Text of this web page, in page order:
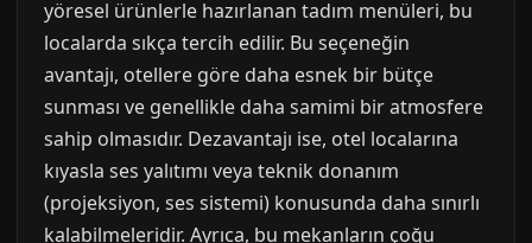
yöresel ürünlerle hazırlanan tadım menüleri, bu
localarda sıkça tercih edilir. Bu seçeneğin
avantajı, otellere göre daha esnek bir bütçe
sunması ve genellikle daha samimi bir atmosfere
sahip olmasıdır. Dezavantajı ise, otel localarına
kıyasla ses yalıtımı veya teknik donanım
(projeksiyon, ses sistemi) konusunda daha sınırlı
kalabilmeleridir. Ayrıca, bu mekanların çoğu